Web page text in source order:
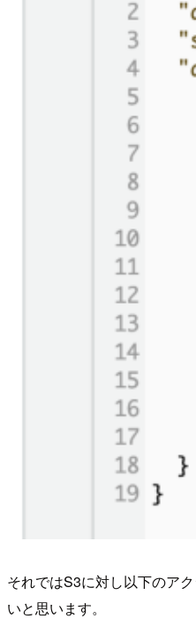
それではS3に対し以下のア
いと思います。